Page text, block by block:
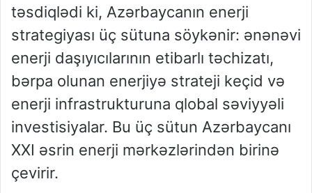
təsdiqlədi ki, Azərbaycanın enerji
strategiyası üç sütuna söykənir: ənənəvi
enerji daşıyıcılarının etibarlı təchizatı,
bərpa olunan enerjiyə strateji keçid və
enerji infrastrukturuna qlobal səviyyəli
investisiyalar. Bu üç sütun Azərbaycanı
XXI əsrin enerji mərkəzlərindən birinə
çevirir.